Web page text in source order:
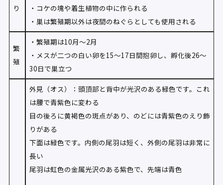
り
・コケの塊や着生植物の中に作られる
・巣は繁殖期以外は夜間のねぐらとしても使用される
繁
殖
・繁殖期は10月〜2月
・メスが二つの白い卵を15〜17日間抱卵し、孵化後26〜
30日で巣立つ
外見（オス）：頭頂部と背中が光沢のある緑色です。これ
は腰で青紫色に変わる
目の後ろに黄褐色の斑点があり、のどには青紫色のえり飾
りがある
下面は緑色です。内側の尾羽は短く、外側の尾羽は非常に
長い
尾羽は虹色の金属光沢のある紫色で、先端は青色